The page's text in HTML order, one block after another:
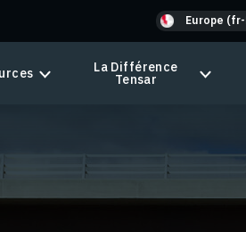
Europe (fr-
La Différence
Tensar